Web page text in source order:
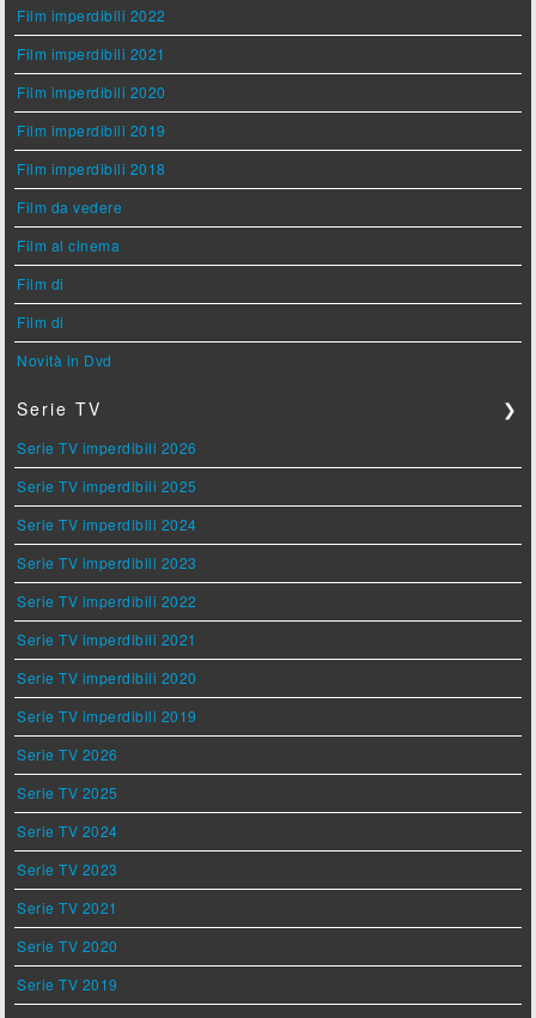
Film imperdibili 2022
Film imperdibili 2021
Film imperdibili 2020
Film imperdibili 2019
Film imperdibili 2018
Film da vedere
Film al cinema
Film di
Film di
Novità in Dvd
Serie TV ❯
Serie TV imperdibili 2026
Serie TV imperdibili 2025
Serie TV imperdibili 2024
Serie TV imperdibili 2023
Serie TV imperdibili 2022
Serie TV imperdibili 2021
Serie TV imperdibili 2020
Serie TV imperdibili 2019
Serie TV 2026
Serie TV 2025
Serie TV 2024
Serie TV 2023
Serie TV 2021
Serie TV 2020
Serie TV 2019